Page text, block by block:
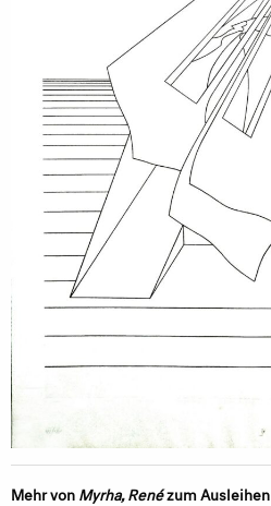
Mehr vonMyrha, Renézum Ausleihen